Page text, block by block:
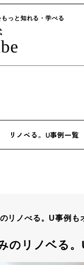
っと知れる・学べる
リノベる。U事例一覧
リノべる。U事例も
のリノベる